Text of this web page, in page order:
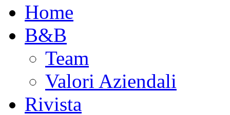
Home
B&B
Team
Valori Aziendali
Rivista